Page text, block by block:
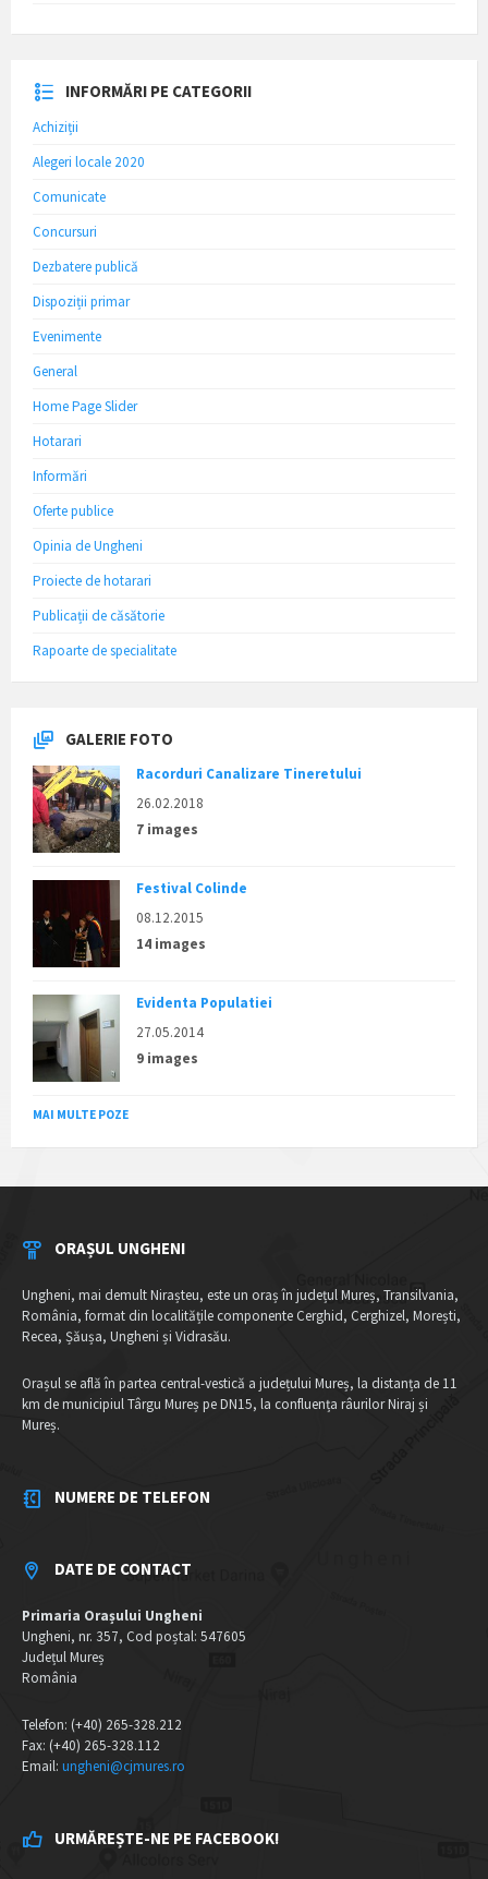
INFORMĂRI PE CATEGORII
Achiziții
Alegeri locale 2020
Comunicate
Concursuri
Dezbatere publică
Dispoziții primar
Evenimente
General
Home Page Slider
Hotarari
Informări
Oferte publice
Opinia de Ungheni
Proiecte de hotarari
Publicații de căsătorie
Rapoarte de specialitate
GALERIE FOTO
Racorduri Canalizare Tineretului
26.02.2018
7 images
Festival Colinde
08.12.2015
14 images
Evidenta Populatiei
27.05.2014
9 images
MAI MULTE POZE
ORAȘUL UNGHENI
Ungheni, mai demult Nirașteu, este un oraș în județul Mureș, Transilvania,
România, format din localitățile componente Cerghid, Cerghizel, Morești,
Recea, Șăușa, Ungheni și Vidrasău.
Orașul se află în partea central-vestică a județului Mureș, la distanța de 11
km de municipiul Târgu Mureș pe DN15, la confluența râurilor Niraj și
Mureș.
NUMERE DE TELEFON
DATE DE CONTACT
Primaria Orașului Ungheni
Ungheni, nr. 357, Cod poștal: 547605
Județul Mureș
România
Telefon: (+40) 265-328.212
Fax: (+40) 265-328.112
Email: ungheni@cjmures.ro
URMĂREȘTE-NE PE FACEBOOK!